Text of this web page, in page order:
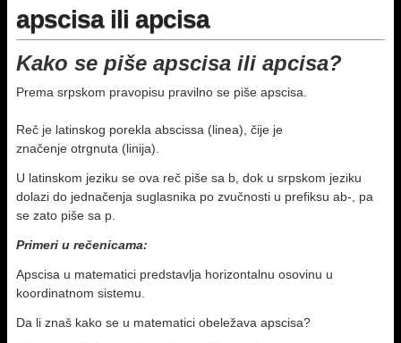
apscisa ili apcisa
Kako se piše apscisa ili apcisa?
Prema srpskom pravopisu pravilno se piše apscisa.
Reč je latinskog porekla abscissa (linea), čije je
značenje otrgnuta (linija).
U latinskom jeziku se ova reč piše sa b, dok u srpskom jeziku
dolazi do jednačenja suglasnika po zvučnosti u prefiksu ab-, pa
se zato piše sa p.
Primeri u rečenicama:
Apscisa u matematici predstavlja horizontalnu osovinu u
koordinatnom sistemu.
Da li znaš kako se u matematici obeležava apscisa?